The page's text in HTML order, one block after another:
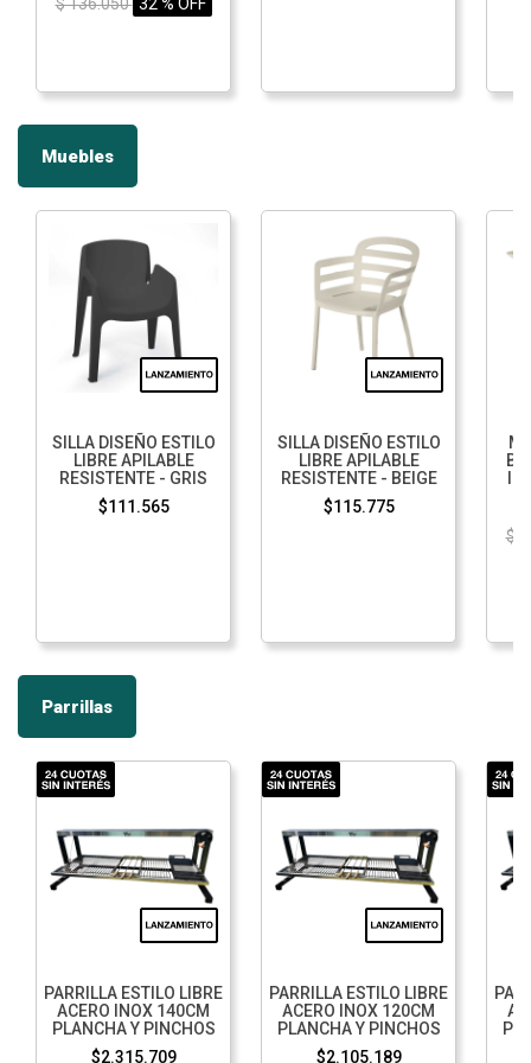
Muebles
SILLA DISEÑO ESTILO
LIBRE APILABLE
RESISTENTE - GRIS
$111.565
SILLA DISEÑO ESTILO
LIBRE APILABLE
RESISTENTE - BEIGE
$115.775
$
Parrillas
PARRILLA ESTILO LIBRE
ACERO INOX 140CM
PLANCHA Y PINCHOS
$2.315.709
PARRILLA ESTILO LIBRE
ACERO INOX 120CM
PLANCHA Y PINCHOS
$2.105.189